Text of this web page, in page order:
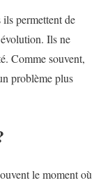
permettent de
Ils ne
Comme souvent,
problème plus
le moment où